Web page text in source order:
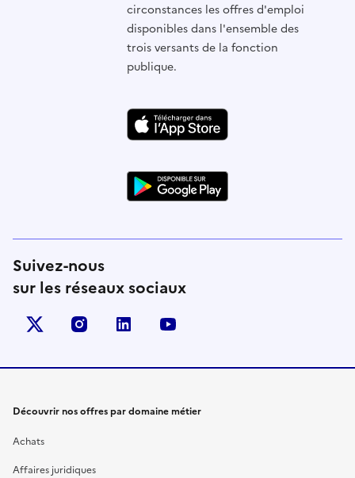
circonstances les offres d'emploi
disponibles dans l'ensemble des
trois versants de la fonction
publique.
Suivez-nous
sur les réseaux sociaux
X (anciennement Twitter)
instagramlinkedin
Découvrir nos offres par domaine métier
Achats
Affaires juridiques